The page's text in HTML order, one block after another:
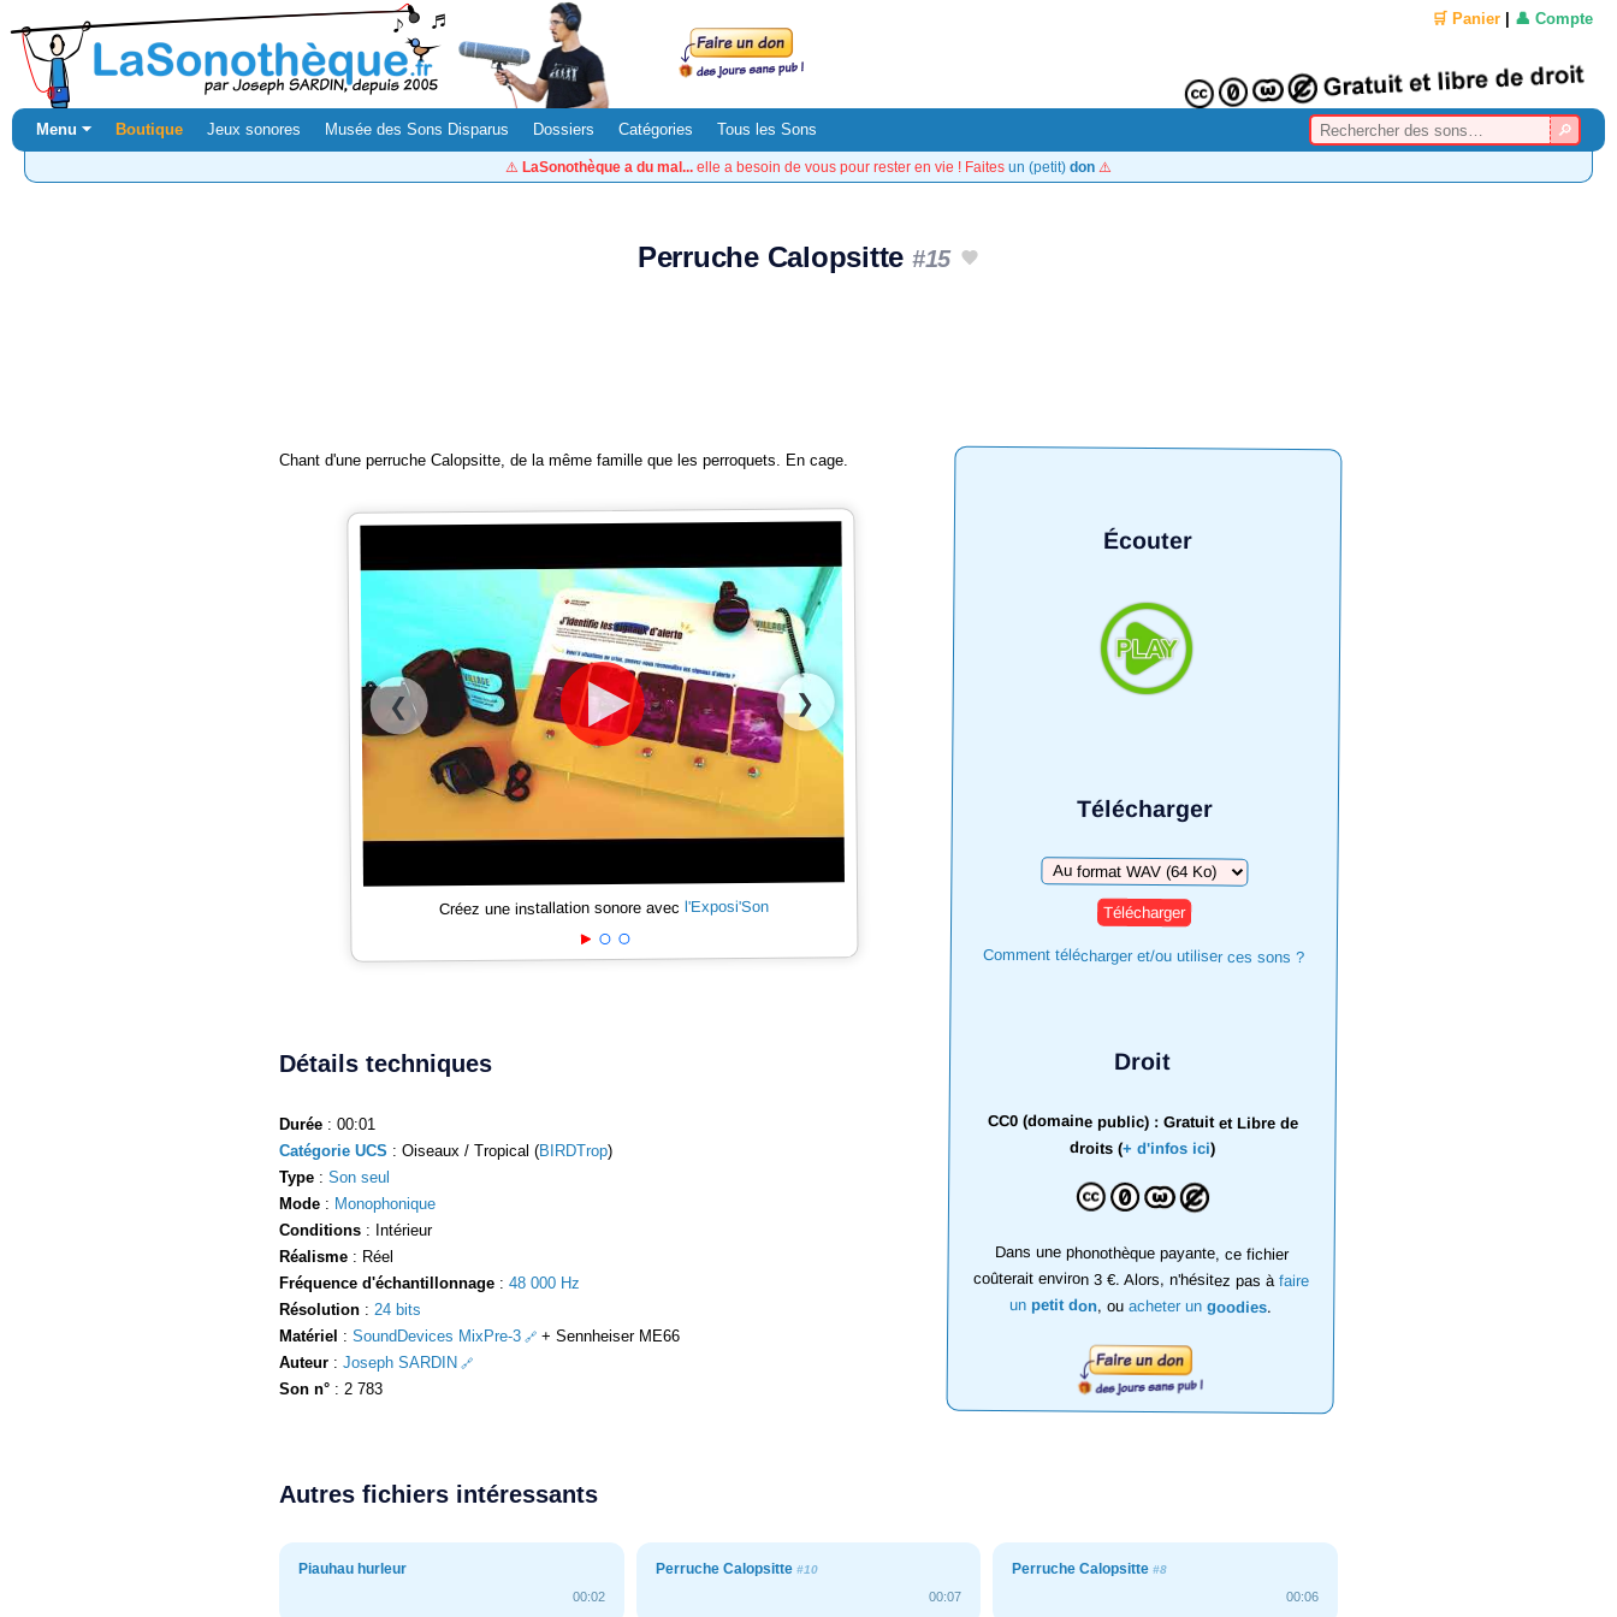
🛒 Panier 👤 Compte
Menu ⏷ Boutique Jeux sonores Musée des Sons Disparus Dossiers Catégories Tous les Sons
⚠️ LaSonothèque a du mal... elle a besoin de vous pour rester en vie ! Faites un (petit) don ⚠️
Perruche Calopsitte #15
Écouter
Télécharger
Télécharger
Comment télécharger et/ou utiliser ces sons ?
Droit
CC0 (domaine public) : Gratuit et Libre de
droits (+ d'infos ici)
Dans une phonothèque payante, ce fichier
coûterait environ 3 €. Alors, n'hésitez pas àfaire
un petit don, ouacheter ungoodies.
Chant d'une perruche Calopsitte, de la même famille que les perroquets. En cage.
❮ ❯
Créez une installation sonore avecl'Exposi'Son
Détails techniques
Durée : 00:01
Catégorie UCS : Oiseaux / Tropical (BIRDTrop)
Type : Son seul
Mode : Monophonique
Conditions : Intérieur
Réalisme : Réel
Fréquence d'échantillonnage : 48 000 Hz
Résolution : 24 bits
Matériel : SoundDevices MixPre-3
+ Sennheiser ME66
Auteur : Joseph SARDIN
Son n° : 2 783
Autres fichiers intéressants
Piauhau hurleur
00:02
Perruche Calopsitte #10
00:07
Perruche Calopsitte#8
00:06